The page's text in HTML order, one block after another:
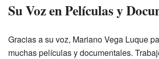
Su Voz en Películas y
Gracias a su voz, Mariano Vega Luque
muchas películas y documentales.